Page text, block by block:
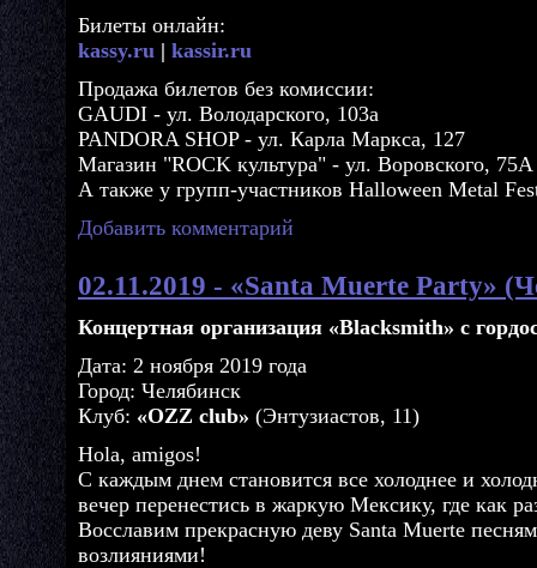
Билеты онлайн:
kassy.ru | kassir.ru
Продажа билетов без комиссии:
GAUDI - ул. Володарского, 103а
PANDORA SHOP - ул. Карла Маркса, 127
Магазин "ROCK культура" - ул. Воровского, 75А
А также у групп-участников Halloween Metal
Добавить комментарий
02.11.2019 - «Santa Muerte Party»
Концертная организация «Blacksmith» с
Дата: 2 ноября 2019 года
Город: Челябинск
Клуб: «OZZ club» (Энтузиастов, 11)
Hola, amigos!
С каждым днем становится все холоднее и
вечер перенестись в жаркую Мексику, где как
Восславим прекрасную деву Santa Muerte
возлияниями!